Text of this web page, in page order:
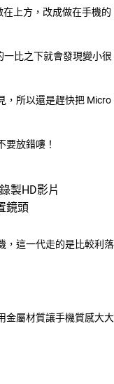
在上方，改成做在手機的
一比之下就會發現變小很
，所以還是趕快把 Micro
要放錯嘍！
製HD影片
鏡頭
，這一代走的是比較利落
金屬材質讓手機質感大大